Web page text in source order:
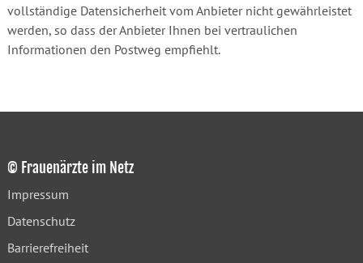
vollständige Datensicherheit vom Anbieter nicht gewährleistet
werden, so dass der Anbieter Ihnen bei vertraulichen
Informationen den Postweg empfiehlt.
© Frauenärzte im Netz
Impressum
Datenschutz
Barrierefreiheit